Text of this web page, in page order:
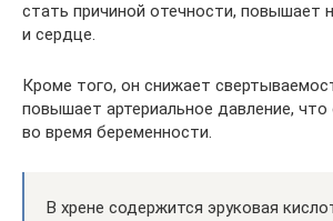
стать причиной отечности, повышает
и сердце.
Кроме того, он снижает
повышает артериальное давление,
во время беременности.
В хрене содержится эруковая